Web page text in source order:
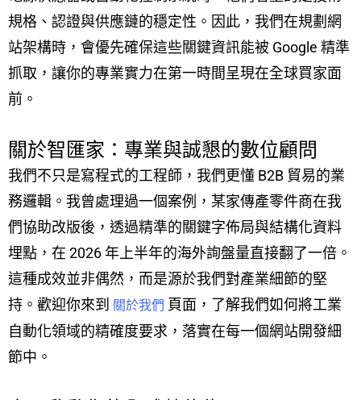
規格、認證與供應鏈的穩定性。因此，我們在規劃網
站架構時，會優先確保這些關鍵資訊能被 Google 精準
抓取，讓你的專業實力在第一時間呈現在全球買家面
前。
關於智匯家：專業與誠懇的數位顧問
我們不只是寫程式的工程師，我們更懂 B2B 貿易的業
務邏輯。我曾處理過一個案例，某家傳產零件商在我
們協助改版後，透過精準的關鍵字佈局與結構化資料
埋點，在 2026 年上半年的海外詢盤量直接翻了一倍。
這種成效並非偶然，而是源於我們對產業細節的堅
持。歡迎你來到 關於我們 頁面，了解我們如何將工業
自動化領域的精確度要求，落實在每一個網站開發細
節中。